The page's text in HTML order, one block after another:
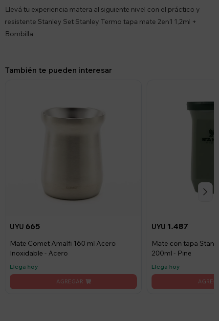
Llevá tu experiencia matera al siguiente nivel con el práctico y
resistente Stanley Set Stanley Termo tapa mate 2en1 1,2ml +
Bombilla
También te pueden interesar
UYU 665
Mate Comet Amalfi 160 ml Acero
Inoxidable - Acero
Llega hoy
UYU 1.487
Mate con tapa
200ml - Pine
Llega hoy